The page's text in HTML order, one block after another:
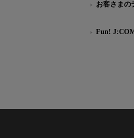
お客さまの
Fun!